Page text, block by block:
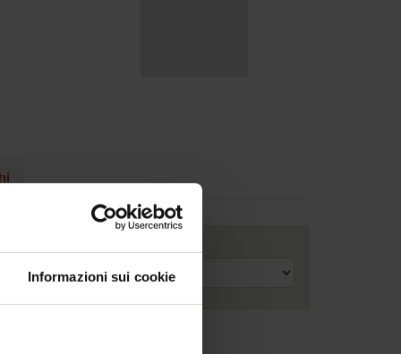
Informazioni sui cookie